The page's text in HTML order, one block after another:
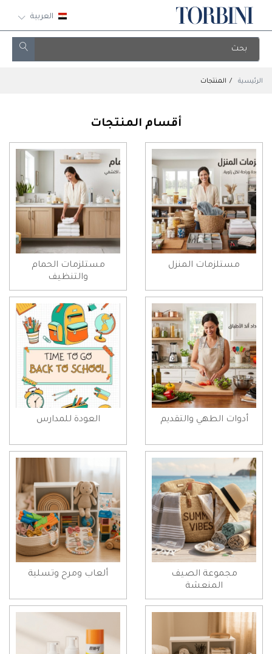
العربية
الرئيسية المنتجات
أقسام المنتجات
مستلزمات المنزل
مستلزمات الحمام
والتنظيف
أدوات الطهي والتقديم العودة للمدارس
مجموعة الصيف
المنعشة
ألعاب ومرح وتسلية